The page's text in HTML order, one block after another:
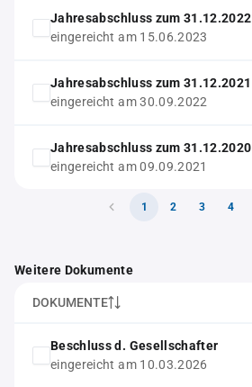
Jahresabschluss zum 31.12.2022
eingereicht am 15.06.2023
Jahresabschluss zum 31.12.2021
eingereicht am 30.09.2022
Jahresabschluss zum 31.12.2020
eingereicht am 09.09.2021
1 2 3 4
Weitere Dokumente
DOKUMENTE
Beschluss d. Gesellschafter
eingereicht am 10.03.2026